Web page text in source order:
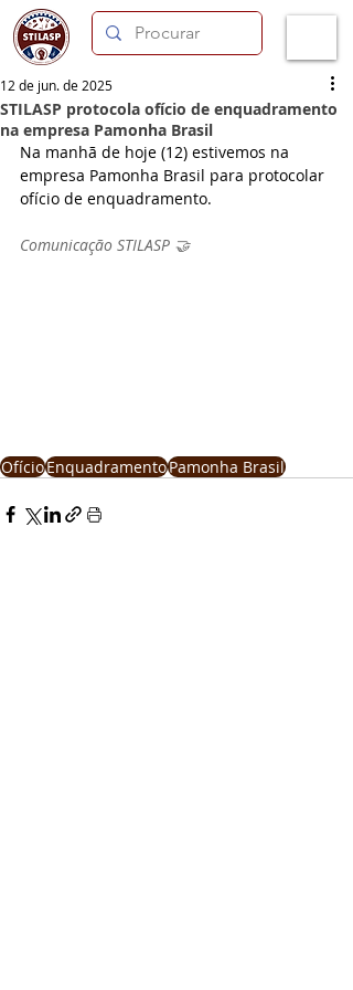
STILASP protocola ofício de enquadramento
na empresa Pamonha Brasil
12 de jun. de 2025
Na manhã de hoje (12) estivemos na
empresa Pamonha Brasil para protocolar
ofício de enquadramento.
Comunicação STILASP 🤝
OfícioEnquadramentoPamonha Brasil